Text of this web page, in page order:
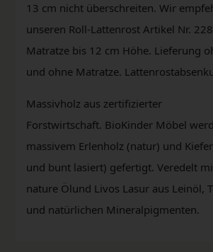
13 cm nicht überschreiten. Wir
unseren Roll-Lattenrost Artikel Nr.
Matratze bis 12 cm Höhe. Lieferung
und ohne Matratze.
Massivholz aus zertifizierter
Forstwirtschaft. BioKinder Möbel
massivem Erlenholz (natur) und
und bunt lasiert) gefertigt. Veredelt
nature Ölund Livos Lasur aus Leinöl,
und natürlichen Mineralpigmenten.